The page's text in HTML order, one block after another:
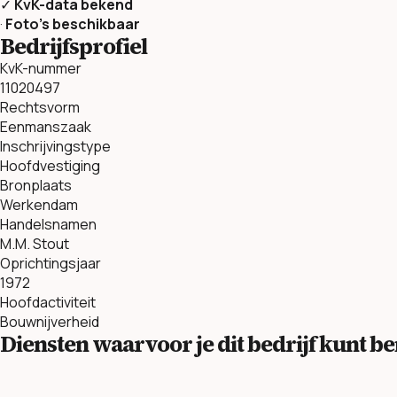
✓ KvK-data bekend
· Foto’s beschikbaar
Bedrijfsprofiel
KvK-nummer
11020497
Rechtsvorm
Eenmanszaak
Inschrijvingstype
Hoofdvestiging
Bronplaats
Werkendam
Handelsnamen
M.M. Stout
Oprichtingsjaar
1972
Hoofdactiviteit
Bouwnijverheid
Diensten waarvoor je dit bedrijf kunt